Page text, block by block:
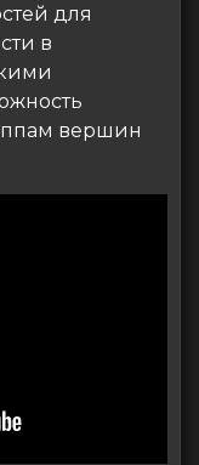
для
в
вершин